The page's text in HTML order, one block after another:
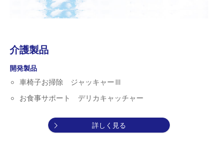
介護製品
開発製品
車椅子お掃除 ジャッキャーⅢ
お食事サポート デリカキャッチャー
詳しく見る